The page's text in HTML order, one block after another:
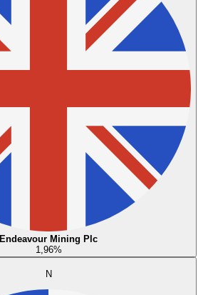
Endeavour Mining Plc
1,96%
N